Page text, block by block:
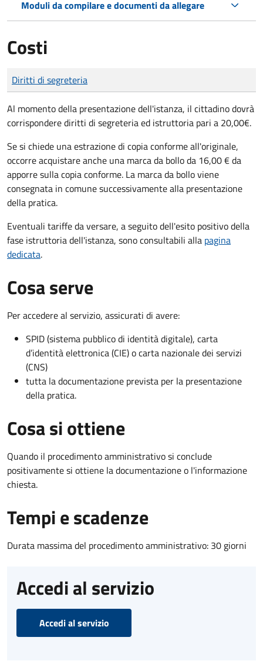
Moduli da compilare e documenti da allegare
Costi
Tipo di pagamento
Importo
Diritti di segreteria
Al momento della presentazione dell'istanza, il cittadino dovrà
corrispondere diritti di segreteria ed istruttoria pari a 20,00€.
Se si chiede una estrazione di copia conforme all'originale,
occorre acquistare anche una marca da bollo da 16,00 € da
apporre sulla copia conforme. La marca da bollo viene
consegnata in comune successivamente alla presentazione
della pratica.
Eventuali tariffe da versare, a seguito dell'esito positivo della
fase istruttoria dell'istanza, sono consultabili alla pagina
dedicata.
Cosa serve
Per accedere al servizio, assicurati di avere:
SPID (sistema pubblico di identità digitale), carta
d’identità elettronica (CIE) o carta nazionale dei servizi
(CNS)
tutta la documentazione prevista per la presentazione
della pratica.
Cosa si ottiene
Quando il procedimento amministrativo si conclude
positivamente si ottiene la documentazione o l'informazione
chiesta.
Tempi e scadenze
Durata massima del procedimento amministrativo: 30 giorni
Accedi al servizio
Accedi al servizio